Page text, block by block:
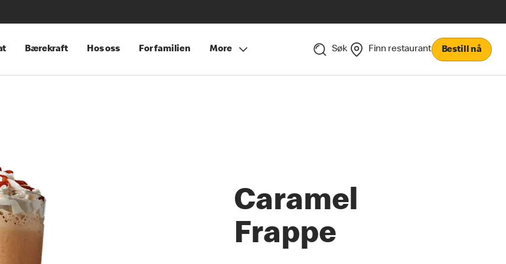
Bærekraft Hos oss For familien More Søk Finn restaurant Bestill nå
Caramel
Frappe